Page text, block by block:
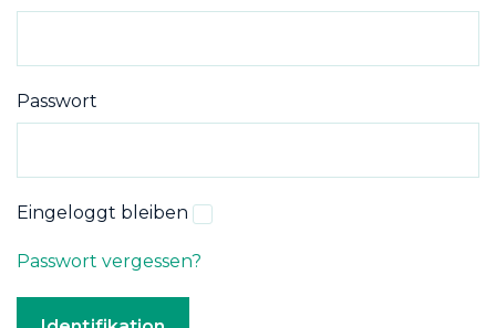
Passwort
Eingeloggt bleiben
Passwort vergessen?